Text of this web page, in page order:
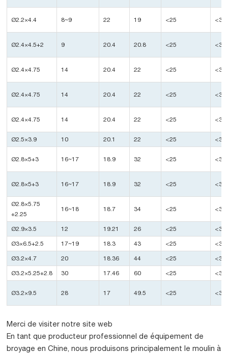
Ø2.2×4.4 8~9 22 19 <25
Ø2.4×4.5+2 9 20.4 20.8 <25
Ø2.4×4.75 14 20.4 22 <25
Ø2.4×4.75 14 20.4 22 <25
Ø2.4×4.75 14 20.4 22 <25
Ø2.5×3.9 10 20.1 22 <25
Ø2.8×5+3 16~17 18.9 32 <25
Ø2.8×5+3 16~17 18.9 32 <25
Ø2.8×5.75
+2.25
16~18 18.7 34 <25
Ø2.9×3.5 12 19.21 26 <25
Ø3×6.5+2.5 17~19 18.3 43 <25
Ø3.2×4.7 20 18.36 44 <25
Ø3.2×5.25+2.8 30 17.46 60 <25
Ø3.2×9.5 28 17 49.5 <25
Merci de visiter notre site web
En tant que producteur professionnel de équipement de
broyage en Chine, nous produisons principalement le moulin à